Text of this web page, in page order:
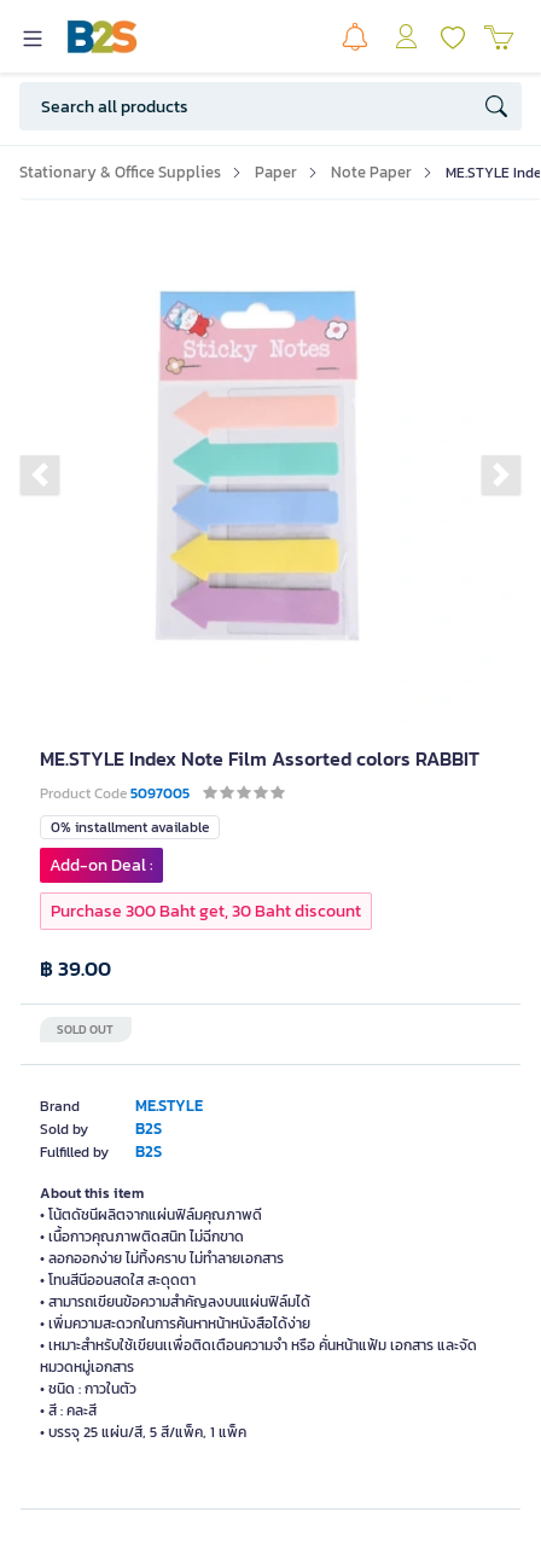
Stationary & Office Supplies Paper Note Paper ME.STYLE
Previous slide
ME.STYLE Index Note Film Assorted colors RABBIT
Product Code5097005
Brand ME.STYLE
Sold by B2S
Fulfilled by B2S
0% installment available
SOLD OUT
฿ 39.00
Add-on Deal :
Purchase 300 Baht get, 30 Baht discount
About this item
• โน้ตดัชนีผลิตจากแผ่นฟิล์มคุณภาพดี
• เนื้อกาวคุณภาพติดสนิท ไม่ฉีกขาด
• ลอกออกง่าย ไม่ทิ้งคราบ ไม่ทำลายเอกสาร
• โทนสีนีออนสดใส สะดุดตา
• สามารถเขียนข้อความสำคัญลงบนแผ่นฟิล์มได้
• เพิ่มความสะดวกในการค้นหาหน้าหนังสือได้ง่าย
• เหมาะสำหรับใช้เขียนเเพื่อติดเตือนความจำ หรือ คั่นหน้าแฟ้ม เอกสาร และจัด
หมวดหมู่เอกสาร
• ชนิด : กาวในตัว
• สี : คละสี
• บรรจุ 25 แผ่น/สี, 5 สี/แพ็ค, 1 แพ็ค